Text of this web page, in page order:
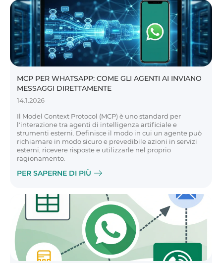
MCP PER WHATSAPP: COME GLI AGENTI AI INVIANO
MESSAGGI DIRETTAMENTE
14.1.2026
Il Model Context Protocol (MCP) è uno standard per
l'interazione tra agenti di intelligenza artificiale e
strumenti esterni. Definisce il modo in cui un agente può
richiamare in modo sicuro e prevedibile azioni in servizi
esterni, ricevere risposte e utilizzarle nel proprio
ragionamento.
PER SAPERNE DI PIÙ